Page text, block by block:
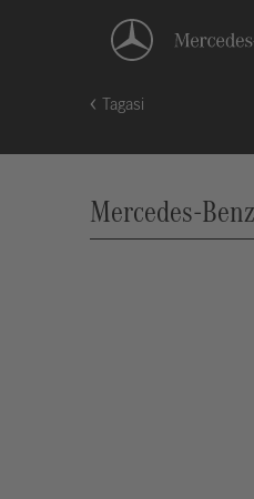
Tagasi
Mercedes-